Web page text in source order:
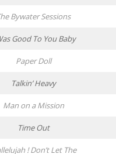
Bywater Sessions
Good To You Baby
Paper Doll
Talkin’ Heavy
Man on a Mission
Time Out
! Don’t Let The